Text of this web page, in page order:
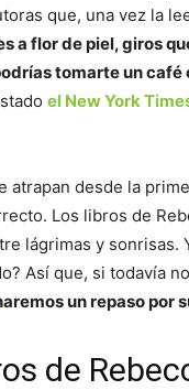
que, una vez la
a flor de piel, giros
tomarte un café
el New York
atrapan desde la
Los libros de
lágrimas y sonrisas.
Así que, si todavía
un repaso por
de